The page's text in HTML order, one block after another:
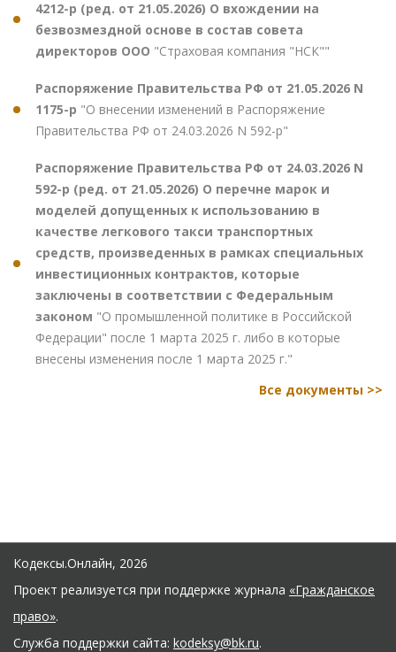
4212-р (ред. от 21.05.2026) О вхождении на
безвозмездной основе в состав совета
директоров ООО "Страховая компания "НСК""
Распоряжение Правительства РФ от 21.05.2026 N
1175-р "О внесении изменений в Распоряжение
Правительства РФ от 24.03.2026 N 592-р"
Распоряжение Правительства РФ от 24.03.2026 N
592-р (ред. от 21.05.2026) О перечне марок и
моделей допущенных к использованию в
качестве легкового такси транспортных
средств, произведенных в рамках специальных
инвестиционных контрактов, которые
заключены в соответствии с Федеральным
законом "О промышленной политике в Российской
Федерации" после 1 марта 2025 г. либо в которые
внесены изменения после 1 марта 2025 г."
Все документы >>
Кодексы.Онлайн, 2026
Проект реализуется при поддержке журнала «Гражданское
право».
Служба поддержки сайта: kodeksy@bk.ru.